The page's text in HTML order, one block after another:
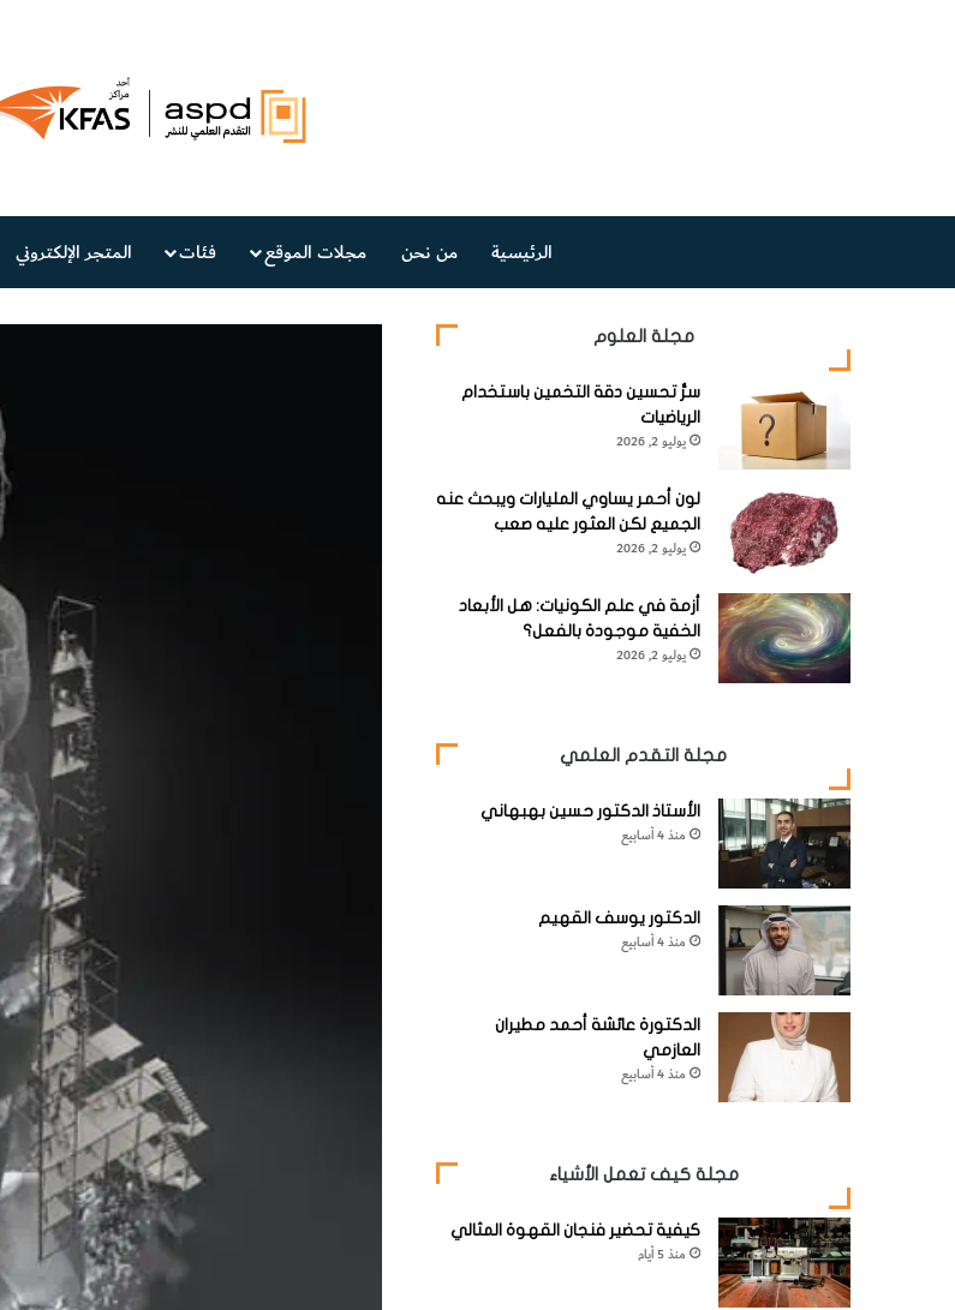
الرئيسية من نحن مجلات الموقع فئات المتجر الإلكتروني
مجلة العلوم
سرُّ تحسين دقة التخمين باستخدام
الرياضيات
يوليو 2, 2026
لون أحمر يساوي المليارات ويبحث عنه
الجميع لكن العثور عليه صعب
يوليو 2, 2026
أزمة في علم الكونيات: هل الأبعاد
الخفية موجودة بالفعل؟
يوليو 2, 2026
مجلة التقدم العلمي
الأستاذ الدكتور حسين بهبهاني
منذ 4 أسابيع
الدكتور يوسف القهيم
منذ 4 أسابيع
الدكتورة عائشة أحمد مطيران
العازمي
منذ 4 أسابيع
مجلة كيف تعمل الأشياء
كيفية تحضير فنجان القهوة المثالي
منذ 5 أيام